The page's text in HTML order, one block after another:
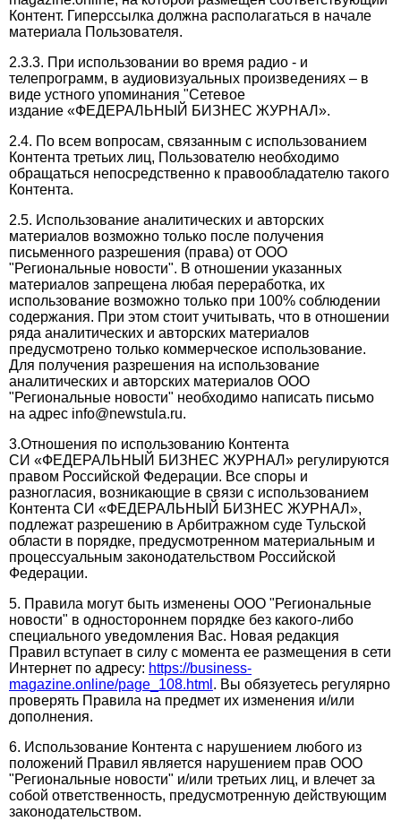
Контент. Гиперссылка должна располагаться в начале
материала Пользователя.
2.3.3. При использовании во время радио - и
телепрограмм, в аудиовизуальных произведениях – в
виде устного упоминания "Сетевое
издание «ФЕДЕРАЛЬНЫЙ БИЗНЕС ЖУРНАЛ».
2.4. По всем вопросам, связанным с использованием
Контента третьих лиц, Пользователю необходимо
обращаться непосредственно к правообладателю такого
Контента.
2.5. Использование аналитических и авторских
материалов возможно только после получения
письменного разрешения (права) от ООО
"Региональные новости". В отношении указанных
материалов запрещена любая переработка, их
использование возможно только при 100% соблюдении
содержания. При этом стоит учитывать, что в отношении
ряда аналитических и авторских материалов
предусмотрено только коммерческое использование.
Для получения разрешения на использование
аналитических и авторских материалов ООО
"Региональные новости" необходимо написать письмо
на адрес info@newstula.ru.
3.Отношения по использованию Контента
СИ «ФЕДЕРАЛЬНЫЙ БИЗНЕС ЖУРНАЛ» регулируются
правом Российской Федерации. Все споры и
разногласия, возникающие в связи с использованием
Контента СИ «ФЕДЕРАЛЬНЫЙ БИЗНЕС ЖУРНАЛ»,
подлежат разрешению в Арбитражном суде Тульской
области в порядке, предусмотренном материальным и
процессуальным законодательством Российской
Федерации.
5. Правила могут быть изменены ООО "Региональные
новости" в одностороннем порядке без какого-либо
специального уведомления Вас. Новая редакция
Правил вступает в силу с момента ее размещения в сети
Интернет по адресу: https://business-
magazine.online/page_108.html . Вы обязуетесь регулярно
проверять Правила на предмет их изменения и/или
дополнения.
6. Использование Контента с нарушением любого из
положений Правил является нарушением прав ООО
"Региональные новости" и/или третьих лиц, и влечет за
собой ответственность, предусмотренную действующим
законодательством.